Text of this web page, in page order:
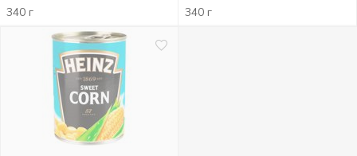
340 г 340 г